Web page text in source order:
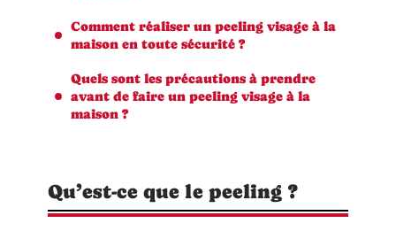
Comment réaliser un peeling visage à la
maison en toute sécurité ?
Quels sont les précautions à prendre
avant de faire un peeling visage à la
maison ?
Qu’est-ce que le peeling ?